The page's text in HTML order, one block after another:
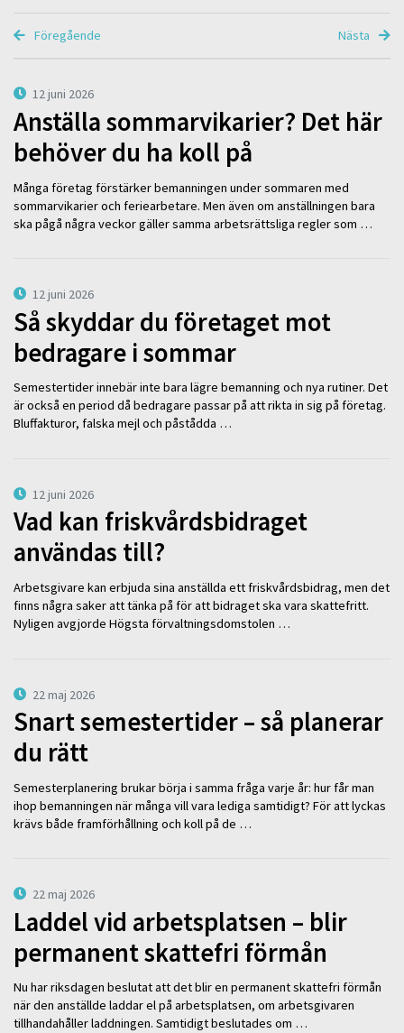
Föregående Nästa
12 juni 2026
Anställa sommarvikarier? Det här
behöver du ha koll på
Många företag förstärker bemanningen under sommaren med
sommarvikarier och feriearbetare. Men även om anställningen bara
ska pågå några veckor gäller samma arbetsrättsliga regler som …
12 juni 2026
Så skyddar du företaget mot
bedragare i sommar
Semestertider innebär inte bara lägre bemanning och nya rutiner. Det
är också en period då bedragare passar på att rikta in sig på företag.
Bluffakturor, falska mejl och påstådda …
12 juni 2026
Vad kan friskvårdsbidraget
användas till?
Arbetsgivare kan erbjuda sina anställda ett friskvårdsbidrag, men det
finns några saker att tänka på för att bidraget ska vara skattefritt.
Nyligen avgjorde Högsta förvaltningsdomstolen …
22 maj 2026
Snart semestertider – så planerar
du rätt
Semesterplanering brukar börja i samma fråga varje år: hur får man
ihop bemanningen när många vill vara lediga samtidigt? För att lyckas
krävs både framförhållning och koll på de …
22 maj 2026
Laddel vid arbetsplatsen – blir
permanent skattefri förmån
Nu har riksdagen beslutat att det blir en permanent skattefri förmån
när den anställde laddar el på arbetsplatsen, om arbetsgivaren
tillhandahåller laddningen. Samtidigt beslutades om …